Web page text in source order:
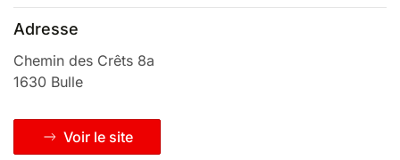
Adresse
Chemin des Crêts 8a
1630 Bulle
Voir le site